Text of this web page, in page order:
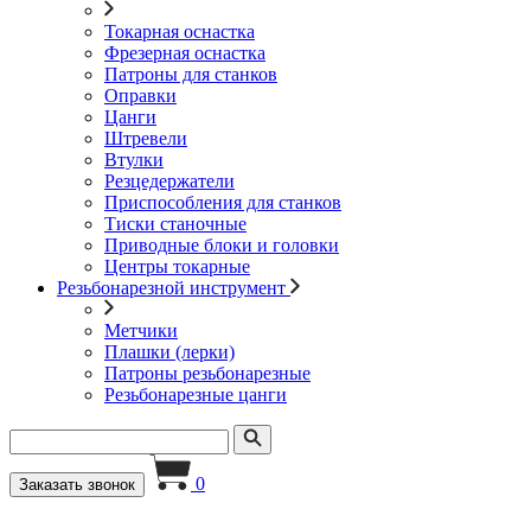
Токарная оснастка
Фрезерная оснастка
Патроны для станков
Оправки
Цанги
Штревели
Втулки
Резцедержатели
Приспособления для станков
Тиски станочные
Приводные блоки и головки
Центры токарные
Резьбонарезной инструмент
Метчики
Плашки (лерки)
Патроны резьбонарезные
Резьбонарезные цанги
Заказать звонок 0